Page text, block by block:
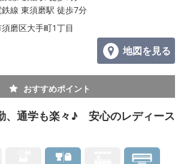
鉄線 東須磨駅 徒歩7分
磨区大手町1丁目
地図を見る
おすすめポイント
、通学も楽々♪ 安心のレディース